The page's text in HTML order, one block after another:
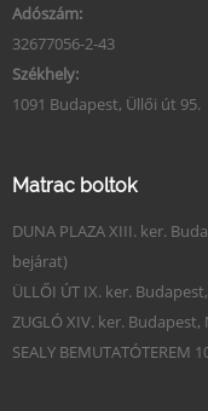
Adószám:
32677056-2-43
Székhely:
1091 Budapest, Üllői út 95.
Matrac boltok
DUNA PLAZA XIII. ker.
bejárat)
ÜLLŐI ÚT IX. ker.
ZUGLÓ XIV. ker.
SEALY BEMUTATÓTEREM